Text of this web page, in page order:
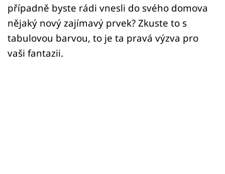
případně byste rádi vnesli do svého domova
nějaký nový zajímavý prvek? Zkuste to s
tabulovou barvou, to je ta pravá výzva pro
vaši fantazii.